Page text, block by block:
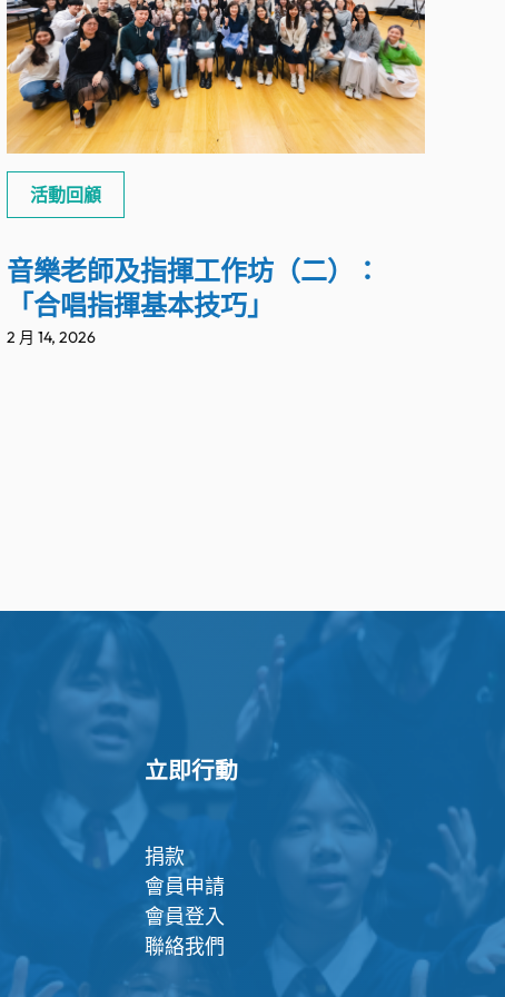
活動回顧
音樂老師及指揮工作坊（二）：
「合唱指揮基本技巧」
2 月 14, 2026
立即行動
捐款
會員申請
會員登入
聯絡我們